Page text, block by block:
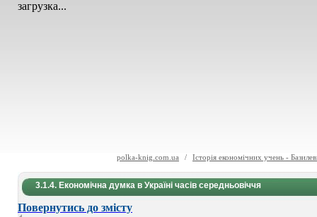
загрузка...
polka-knig.com.ua / Історія економічних учень -
3.1.4. Економічна думка в Україні часів середньовіччя
Повернутись до змісту